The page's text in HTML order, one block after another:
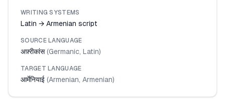
WRITING SYSTEMS
Latin → Armenian script
SOURCE LANGUAGE
अफ़्रीकांस (Germanic, Latin)
TARGET LANGUAGE
आर्मेनियाई (Armenian, Armenian)